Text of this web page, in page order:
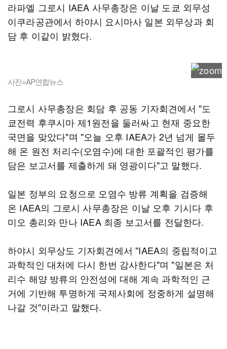
라파엘 그로시 IAEA 사무총장은 이날 도쿄 외무성
이쿠라공관에서 하야시 요시마사 일본 외무상과 회
담 후 이같이 밝혔다.
사진=AP연합뉴스
그로시 사무총장은 회담 후 공동 기자회견에서 "도
쿄전력 후쿠시마 제1원전을 둘러싸고 현재 중요한
국면을 맞았다"며 "오늘 오후 IAEA가 2년 넘게 몰두
해 온 원전 처리수(오염수)에 대한 포괄적인 평가를
담은 보고서를 제출하게 돼 영광이다"고 말했다.
일본 정부의 요청으로 오염수 방류 계획을 검증해
온 IAEA의 그로시 사무총장은 이날 오후 기시다 후
미오 총리와 만나 IAEA 최종 보고서를 전달한다.
하야시 외무상도 기자회견에서 "IAEA의 중립적이고
과학적인 대처에 다시 한번 감사한다"며 "일본은 처
리수 해양 방류의 안전성에 대해 계속 과학적인 근
거에 기반해 투명하게 국제사회에 정중하게 설명해
나갈 것"이라고 말했다.